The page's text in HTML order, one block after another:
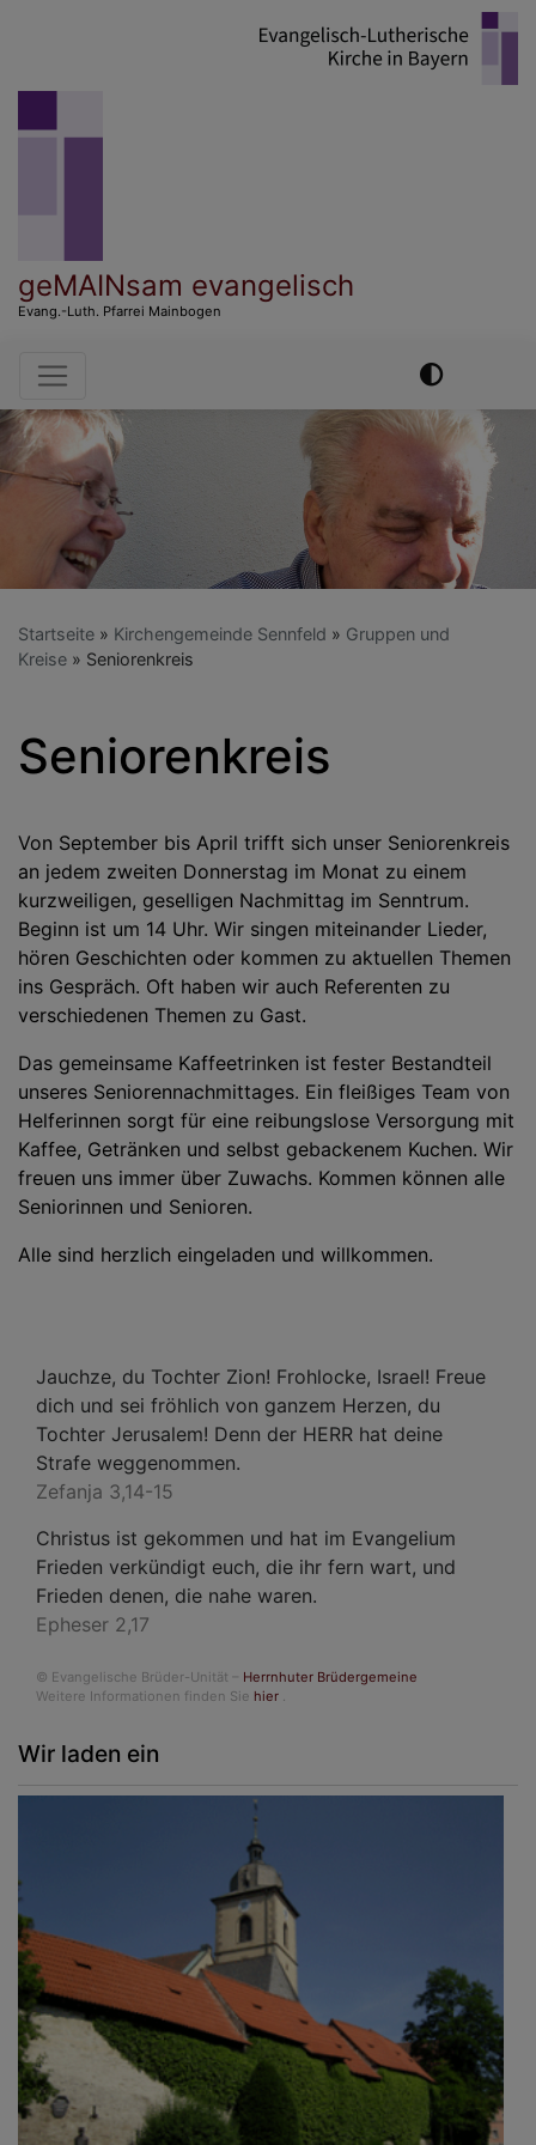
geMAINsam evangelisch
Evang.-Luth. Pfarrei Mainbogen
Hauptnavigation
Startseite Kirchengemeinde Sennfeld
Gruppen und
Kreise
Seniorenkreis
Seniorenkreis
Von September bis April trifft sich unser Seniorenkreis
an jedem zweiten Donnerstag im Monat zu einem
kurzweiligen, geselligen Nachmittag im Senntrum.
Beginn ist um 14 Uhr. Wir singen miteinander Lieder,
hören Geschichten oder kommen zu aktuellen Themen
ins Gespräch. Oft haben wir auch Referenten zu
verschiedenen Themen zu Gast.
Das gemeinsame Kaffeetrinken ist fester Bestandteil
unseres Seniorennachmittages. Ein fleißiges Team von
Helferinnen sorgt für eine reibungslose Versorgung mit
Kaffee, Getränken und selbst gebackenem Kuchen. Wir
freuen uns immer über Zuwachs. Kommen können alle
Seniorinnen und Senioren.
Alle sind herzlich eingeladen und willkommen.
Jauchze, du Tochter Zion! Frohlocke, Israel! Freue
dich und sei fröhlich von ganzem Herzen, du
Tochter Jerusalem! Denn der HERR hat deine
Strafe weggenommen.
Zefanja 3,14-15
Christus ist gekommen und hat im Evangelium
Frieden verkündigt euch, die ihr fern wart, und
Frieden denen, die nahe waren.
Epheser 2,17
© Evangelische Brüder-Unität – Herrnhuter Brüdergemeine
Weitere Informationen finden Sie hier
Wir laden ein